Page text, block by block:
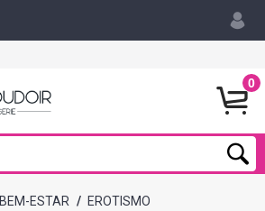
0
BEM-ESTAR / EROTISMO